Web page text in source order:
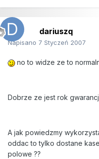
dariuszq
Napisano 7 Styczeń 2007
no to widze ze to
Dobrze ze jest rok
A jak powiedzmy
oddac to tylko dostane
polowe ??